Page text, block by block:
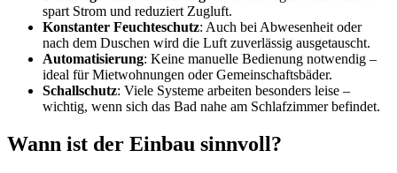
spart Strom und reduziert Zugluft.
Konstanter Feuchteschutz: Auch bei Abwesenheit oder
nach dem Duschen wird die Luft zuverlässig ausgetauscht.
Automatisierung: Keine manuelle Bedienung notwendig –
ideal für Mietwohnungen oder Gemeinschaftsbäder.
Schallschutz: Viele Systeme arbeiten besonders leise –
wichtig, wenn sich das Bad nahe am Schlafzimmer befindet.
Wann ist der Einbau sinnvoll?